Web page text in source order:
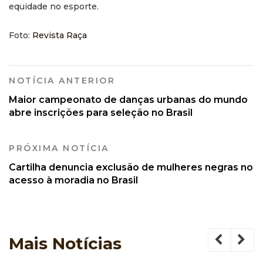
equidade no esporte.
Foto: Revista Raça
NOTÍCIA ANTERIOR
Maior campeonato de danças urbanas do mundo
abre inscrições para seleção no Brasil
PRÓXIMA NOTÍCIA
Cartilha denuncia exclusão de mulheres negras no
acesso à moradia no Brasil
Mais Notícias